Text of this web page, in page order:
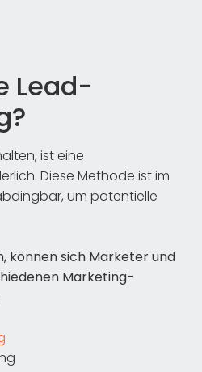
Lead-
ist eine
Diese Methode ist im
um potentielle
können sich Marketer und
Marketing-